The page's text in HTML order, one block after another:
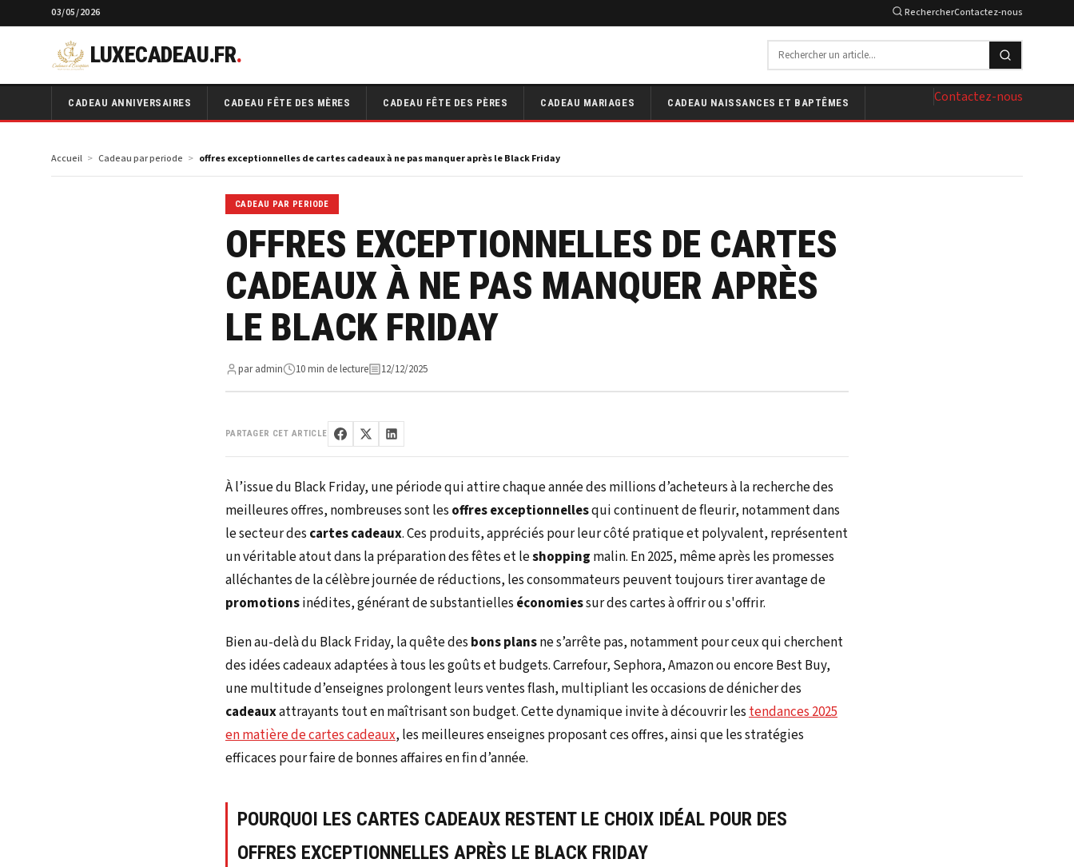
03/05/2026 RechercherContactez-nous
LUXECADEAU.FR.
CADEAU ANNIVERSAIRES CADEAU FÊTE DES MÈRES CADEAU FÊTE DES PÈRES CADEAU MARIAGES CADEAU NAISSANCES ET BAPTÊMES Contactez-nous
Accueil Cadeau par periode offres exceptionnelles de cartes cadeaux à ne pas manquer après le Black Friday
CADEAU PAR PERIODE
OFFRES EXCEPTIONNELLES DE CARTES
CADEAUX À NE PAS MANQUER APRÈS
LE BLACK FRIDAY
par admin 10 min de lecture 12/12/2025
PARTAGER CET ARTICLE
À l’issue du Black Friday, une période qui attire chaque année des millions d’acheteurs à la recherche des
meilleures offres, nombreuses sont les offres exceptionnellesqui continuent de fleurir, notamment dans
le secteur des cartes cadeaux. Ces produits, appréciés pour leur côté pratique et polyvalent, représentent
un véritable atout dans la préparation des fêtes et leshopping malin. En 2025, même après les promesses
alléchantes de la célèbre journée de réductions, les consommateurs peuvent toujours tirer avantage de
promotionsinédites, générant de substantielles économiessur des cartes à offrir ou s'offrir.
Bien au-delà du Black Friday, la quête des bons plansne s’arrête pas, notamment pour ceux qui cherchent
des idées cadeaux adaptées à tous les goûts et budgets. Carrefour, Sephora, Amazon ou encore Best Buy,
une multitude d’enseignes prolongent leurs ventes flash, multipliant les occasions de dénicher des
cadeauxattrayants tout en maîtrisant son budget. Cette dynamique invite à découvrir les tendances 2025
en matière de cartes cadeaux, les meilleures enseignes proposant ces offres, ainsi que les stratégies
efficaces pour faire de bonnes affaires en fin d’année.
POURQUOI LES CARTES CADEAUX RESTENT LE CHOIX IDÉAL POUR DES
OFFRES EXCEPTIONNELLES APRÈS LE BLACK FRIDAY